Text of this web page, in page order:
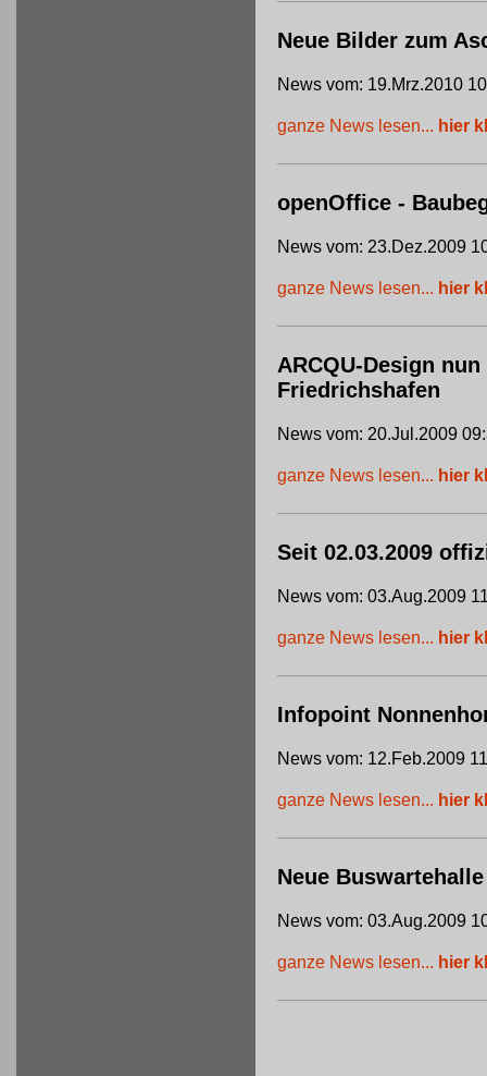
Neue Bilder zum
News vom: 19.Mrz.2010
ganze News lesen... hier
openOffice -
News vom: 23.Dez.2009
ganze News lesen... hier
ARCQU-Design
Friedrichshafen
News vom: 20.Jul.2009
ganze News lesen... hier
Seit 02.03.2009
News vom: 03.Aug.2009
ganze News lesen... hier
Infopoint
News vom: 12.Feb.2009
ganze News lesen... hier
Neue
News vom: 03.Aug.2009
ganze News lesen... hier